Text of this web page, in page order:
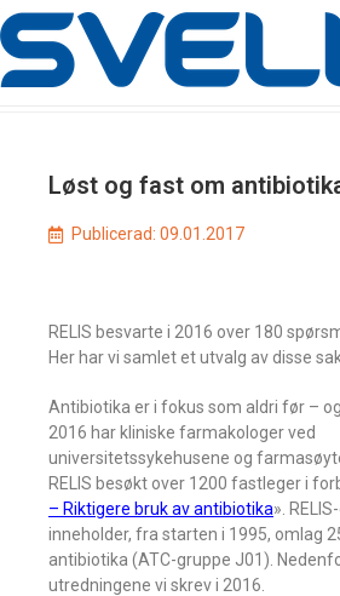
Løst og fast om
Publicerad: 09.01.2017
RELIS besvarte i 2016 over 180
Her har vi samlet et utvalg av disse
Antibiotika er i fokus som aldri før –
2016 har kliniske farmakologer ved
universitetssykehusene og
RELIS besøkt over 1200 fastleger i
– Riktigere bruk av antibiotika».
inneholder, fra starten i 1995, omlag
antibiotika (ATC-gruppe J01).
utredningene vi skrev i 2016.